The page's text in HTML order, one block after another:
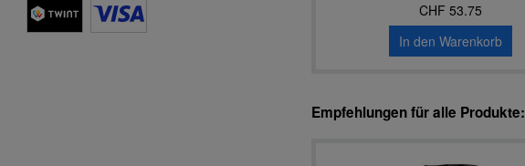
CHF 53.75
In den Warenkorb
Empfehlungen für alle Produkte: